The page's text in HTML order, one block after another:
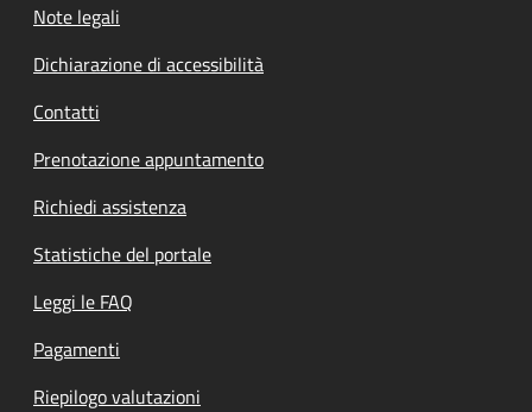
Note legali
Dichiarazione di accessibilità
Contatti
Prenotazione appuntamento
Richiedi assistenza
Statistiche del portale
Leggi le FAQ
Pagamenti
Riepilogo valutazioni